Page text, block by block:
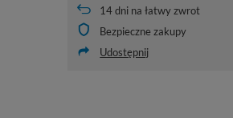
14dni na łatwy zwrot
Bezpieczne zakupy
Udostępnij